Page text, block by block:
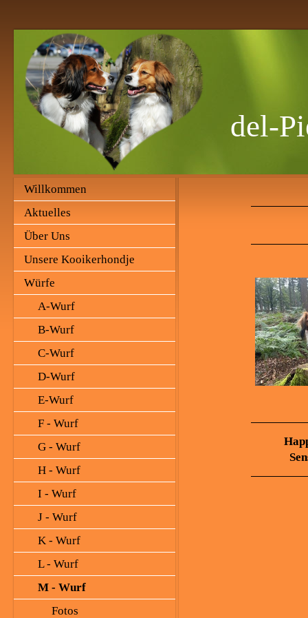
del-
Willkommen
Aktuelles
Über Uns
Unsere Kooikerhondje
Würfe
A-Wurf
B-Wurf
C-Wurf
D-Wurf
E-Wurf
F - Wurf
G - Wurf
H - Wurf
I - Wurf
J - Wurf
K - Wurf
L - Wurf
M - Wurf
Fotos
Happy